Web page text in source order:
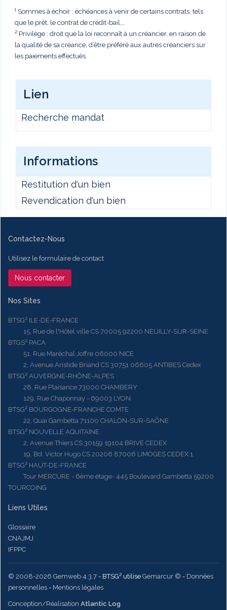
¹ Sommes à échoir : échéances à venir de certains contrats, tels
que le prêt, le contrat de crédit-bail,…
² Privilège : droit que la loi reconnaît à un créancier, en raison de
la qualité de sa créance, d’être préféré aux autres créanciers sur
les paiements effectués.
Lien
Recherche mandat
Informations
Restitution d'un bien
Revendication d'un bien
Contactez-Nous
Utilisez le formulaire de contact
Nous contacter
Nos Sites
BTSG² ILE-DE-FRANCE
15, Rue de l'Hôtel ville CS 70005 92200 NEUILLY-SUR-SEINE
BTGS² PACA
51, Rue Maréchal Joffre 06000 NICE
2, Avenue Aristide Briand CS 30751 06605 ANTIBES Cedex
BTSG² AUVERGNE-RHÔNE-ALPES
28, Rue Plaisance 73000 CHAMBERY
129, Rue Chaponnay - 69003 LYON
BTSG² BOURGOGNE-FRANCHE COMTE
22, Quai Gambetta 71100 CHALON-SUR-SAÔNE
BTSG² NOUVELLE AQUITAINE
2, Avenue Thiers CS 30159 19104 BRIVE CEDEX
19, Bd. Victor Hugo CS 20206 87006 LIMOGES CEDEX 1
BTSG² HAUT-DE-FRANCE
Tour MERCURE - 6ème étage- 445 Boulevard Gambetta 59200
TOURCOING
Liens Utiles
Glossaire
CNAJMJ
IFPPC
© 2008-2026 Gemweb 4.3.7 - BTSG² utilise Gemarcur © - Données
personnelles - Mentions légales
Conception/Réalisation Atlantic Log